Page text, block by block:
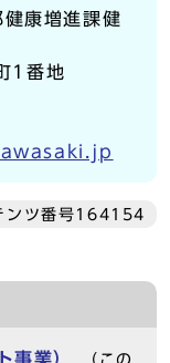
康増進課健
1番地
ンツ番号164154
事業）